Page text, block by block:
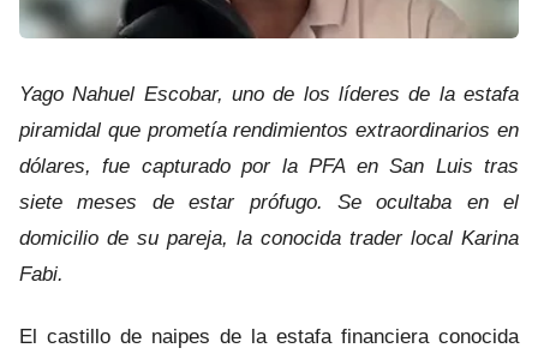
ITUZAINGÓ
ESTEBAN ECHEVERRÍA
LANÚS
Yago Nahuel Escobar, uno de los líderes de la estafa
piramidal que prometía rendimientos extraordinarios en
dólares, fue capturado por la PFA en San Luis tras
siete meses de estar prófugo. Se ocultaba en el
domicilio de su pareja, la conocida trader local Karina
Fabi.
El castillo de naipes de la estafa financiera conocida